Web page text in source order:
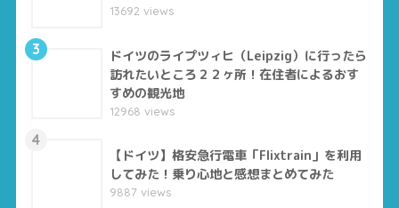
13692 views
3
ドイツのライプツィヒ（Leipzig）に行ったら
訪れたいところ２２ヶ所！在住者によるおす
すめの観光地
12968 views
4
【ドイツ】格安急行電車「Flixtrain」を利用
してみた！乗り心地と感想まとめてみた
9887 views